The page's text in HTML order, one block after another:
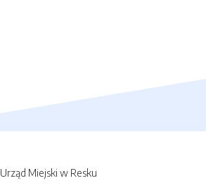
Urząd Miejski w Resku